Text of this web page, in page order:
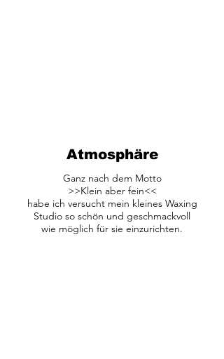
Atmosphäre
Ganz nach dem Motto
>>Klein aber fein<<
habe ich versucht mein kleines Waxing
Studio so schön und geschmackvoll
wie möglich für sie einzurichten.